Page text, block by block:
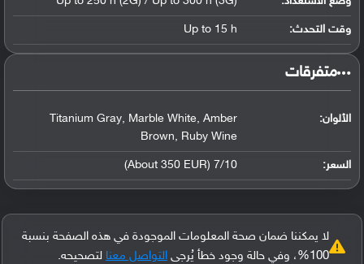
وقت التحدث: Up to 15 h
‏متفرقات‏
الألوان:
Titanium Gray, Marble White, Amber
Brown, Ruby Wine
السعر: 7/10 (About 350 EUR)
لا يمكننا ضمان صحة المعلومات الموجودة في هذه الصفحة بنسبة
100%، وفي حالة وجود خطأ يُرجى
التواصل معنا لتصحيحه.